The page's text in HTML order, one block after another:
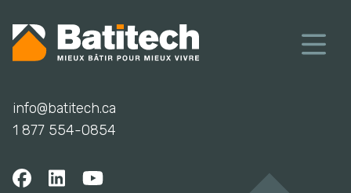
info@batitech.ca
1 877 554-0854